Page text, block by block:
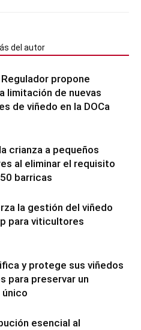
del autor
propone
limitación de nuevas
de viñedo en la DOCa
crianza a pequeños
al eliminar el requisito
barricas
la gestión del viñedo
para viticultores
y protege sus viñedos
para preservar un
esencial al